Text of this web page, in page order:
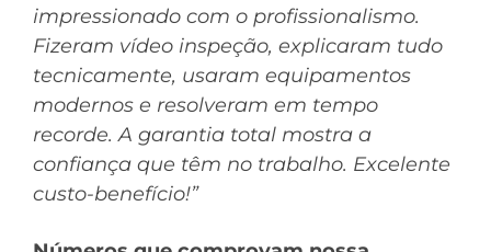
impressionado com o profissionalismo.
Fizeram vídeo inspeção, explicaram tudo
tecnicamente, usaram equipamentos
modernos e resolveram em tempo
recorde. A garantia total mostra a
confiança que têm no trabalho. Excelente
custo-benefício!”